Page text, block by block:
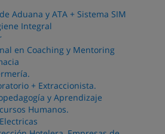
Aduana y ATA + Sistema SIM
Integral
en Coaching y Mentoring
+ Extraccionista.
y Aprendizaje
Humanos.